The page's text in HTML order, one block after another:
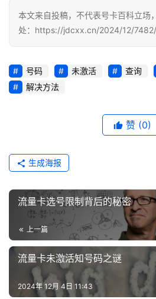
卡
推
号
码
值
务
本文来自投稿，不代表号卡百科立场
处：https://jdcxx.cn/2024/12/7482/
号码 未激活 查询
解决方法
赞 (0)
生成海报
流量卡选号限制背后的秘密
上一篇
流量卡未激活知号码之谜
2024年 12月 4日 11:43